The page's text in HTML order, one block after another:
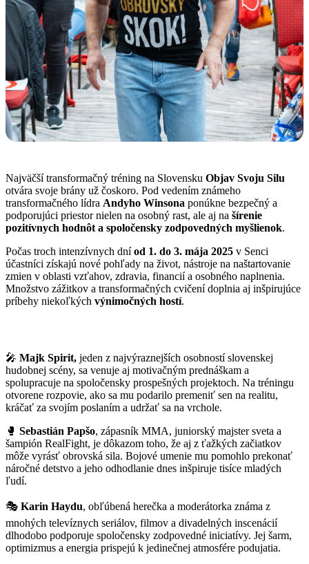
Najväčší transformačný tréning na Slovensku Objav Svoju Silu
otvára svoje brány už čoskoro. Pod vedením známeho
transformačného lídra Andyho Winsona ponúkne bezpečný a
podporujúci priestor nielen na osobný rast, ale aj na šírenie
pozitívnych hodnôt a spoločensky zodpovedných myšlienok.
Počas troch intenzívnych dníod 1. do 3. mája 2025 v Senci
účastníci získajú nové pohľady na život, nástroje na naštartovanie
zmien v oblasti vzťahov, zdravia, financií a osobného naplnenia.
Množstvo zážitkov a transformačných cvičení doplnia aj inšpirujúce
príbehy niekoľkých výnimočných hostí.
🎤 Majk Spirit, jeden z najvýraznejších osobností slovenskej
hudobnej scény, sa venuje aj motivačným prednáškam a
spolupracuje na spoločensky prospešných projektoch. Na tréningu
otvorene rozpovie, ako sa mu podarilo premeniť sen na realitu,
kráčať za svojím poslaním a udržať sa na vrchole.
🥊 Sebastián Papšo, zápasník MMA, juniorský majster sveta a
šampión RealFight, je dôkazom toho, že aj z ťažkých začiatkov
môže vyrásť obrovská sila. Bojové umenie mu pomohlo prekonať
náročné detstvo a jeho odhodlanie dnes inšpiruje tisíce mladých
ľudí.
🎭 Karin Haydu, obľúbená herečka a moderátorka známa z
mnohých televíznych seriálov, filmov a divadelných inscenácií
dlhodobo podporuje spoločensky zodpovedné iniciatívy. Jej šarm,
optimizmus a energia prispejú k jedinečnej atmosfére podujatia.